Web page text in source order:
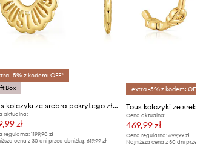
-5% z kodem: OFF*
Box
Tous kolczyki ze srebra pokrytego złotem Miranda
aktualna:
zł
regularna:1199,90 zł
cena z 30 dni przed obniżką:619,99 zł
extra -5% z kodem: OFF*
Cena aktualna:
469,99 zł
Cena regularna: 699,99 zł
Najniższa cena z 30 dni przed obniżką: